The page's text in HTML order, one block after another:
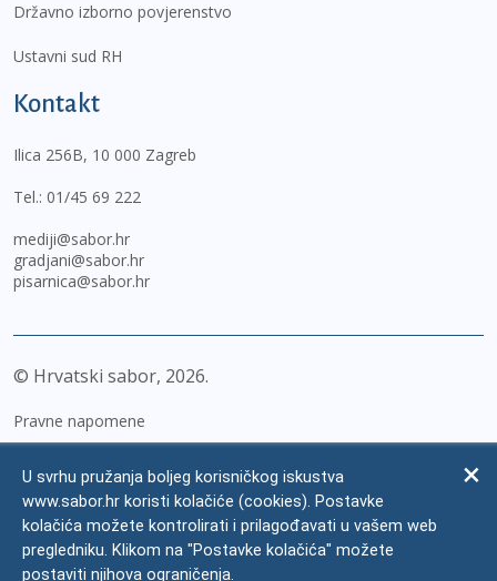
Državno izborno povjerenstvo
Ustavni sud RH
Kontakt
Ilica 256B, 10 000 Zagreb
Tel.: 01/45 69 222
mediji@sabor.hr
gradjani@sabor.hr
pisarnica@sabor.hr
© Hrvatski sabor, 2026
Pravne napomene
Zaštita osobnih podataka
Impressum
Česta pitanja
U svrhu pružanja boljeg korisničkog iskustva
www.sabor.hr koristi kolačiće (cookies). Postavke
kolačića možete kontrolirati i prilagođavati u vašem web
pregledniku. Klikom na "Postavke kolačića" možete
postaviti njihova ograničenja.